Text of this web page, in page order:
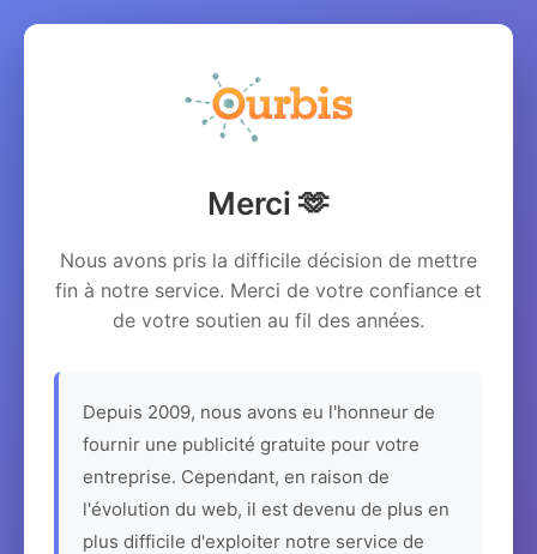
Merci 🫶
Nous avons pris la difficile décision de mettre
fin à notre service. Merci de votre confiance et
de votre soutien au fil des années.
Depuis 2009, nous avons eu l'honneur de
fournir une publicité gratuite pour votre
entreprise. Cependant, en raison de
l'évolution du web, il est devenu de plus en
plus difficile d'exploiter notre service de